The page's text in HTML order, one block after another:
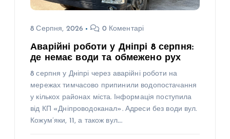
8 Серпня, 2026 0 Коментарі
Аварійні роботи у Дніпрі 8 серпня:
де немає води та обмежено рух
8 серпня у Дніпрі через аварійні роботи на
мережах тимчасово припинили водопостачання
у кількох районах міста. Інформація поступила
від КП «Дніпроводоканал». Адреси без води вул.
Кожум’яки, 11, а також вул.…